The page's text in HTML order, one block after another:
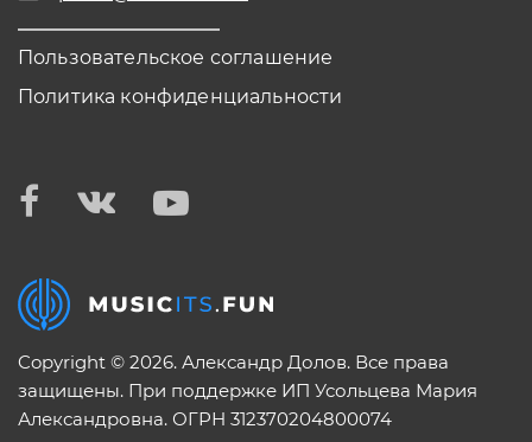
Пользовательское соглашение
Политика конфиденциальности
Copyright © 2026. Александр Долов. Все права
защищены. При поддержке ИП Усольцева Мария
Александровна. ОГРН 312370204800074